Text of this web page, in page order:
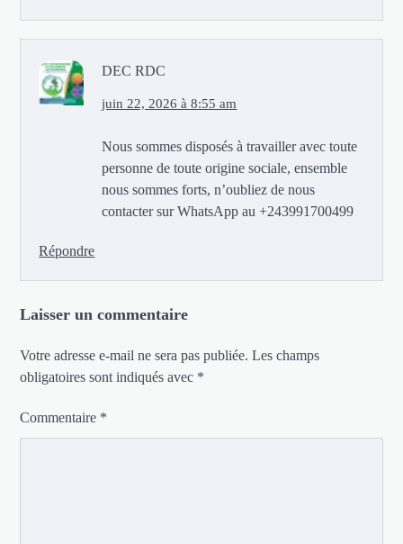
DEC RDC
juin 22, 2026 à 8:55 am
Nous sommes disposés à travailler avec toute
personne de toute origine sociale, ensemble
nous sommes forts, n’oubliez de nous
contacter sur WhatsApp au +243991700499
Répondre
Laisser un commentaire
Votre adresse e-mail ne sera pas publiée. Les champs
obligatoires sont indiqués avec *
Commentaire *